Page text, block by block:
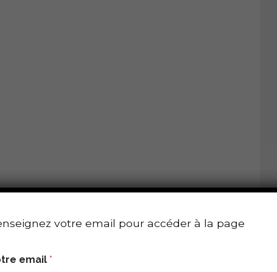
votre email pour accéder à la page
email*